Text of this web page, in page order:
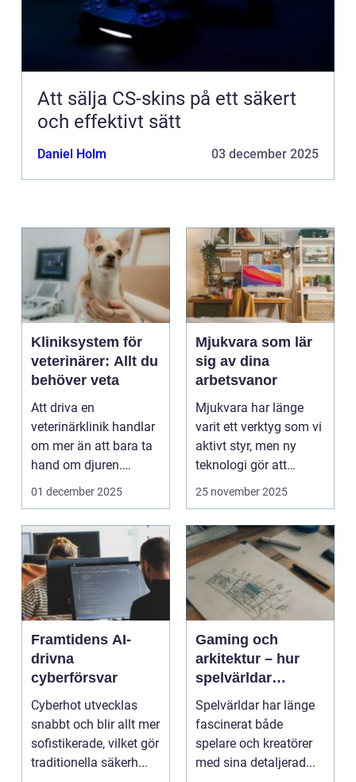
Att sälja CS-skins på ett säkert
och effektivt sätt
Daniel Holm 03 december 2025
Kliniksystem för
veterinärer: Allt du
behöver veta
Att driva en
veterinärklinik handlar
om mer än att bara ta
hand om djuren.
Administrativa ...
01 december 2025
Mjukvara som lär
sig av dina
arbetsvanor
Mjukvara har länge
varit ett verktyg som vi
aktivt styr, men ny
teknologi gör att
program ...
25 november 2025
Framtidens AI-
drivna
cyberförsvar
Cyberhot utvecklas
snabbt och blir allt mer
sofistikerade, vilket gör
traditionella säkerh...
Gaming och
arkitektur – hur
spelvärldar
inspirerar verklig
stadsplanering
Spelvärldar har länge
fascinerat både
spelare och kreatörer
med sina detaljerad...